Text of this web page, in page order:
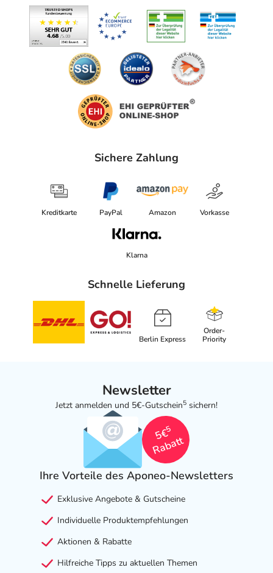
Sichere Zahlung
Kreditkarte PayPal Amazon Vorkasse
Klarna
Schnelle Lieferung
Berlin Express
Order-
Priority
Newsletter
Jetzt anmelden und 5€-Gutschein5 sichern!
5€
5
Rabatt
Ihre Vorteile des Aponeo-Newsletters
Exklusive Angebote & Gutscheine
Individuelle Produktempfehlungen
Aktionen & Rabatte
Hilfreiche Tipps zu aktuellen Themen